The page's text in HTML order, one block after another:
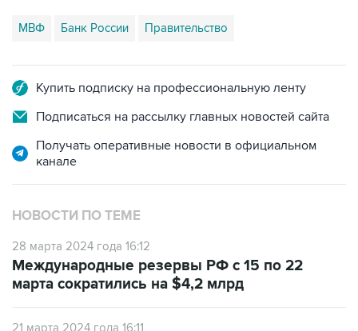
МВФ Банк России Правительство
Купить подписку на профессиональную ленту
Подписаться на рассылку главных новостей сайта
Получать оперативные новости в официальном
канале
НОВОСТИ ПО ТЕМЕ
28 марта 2024 года 16:12
Международные резервы РФ с 15 по 22
марта сократились на $4,2 млрд
21 марта 2024 года 16:11